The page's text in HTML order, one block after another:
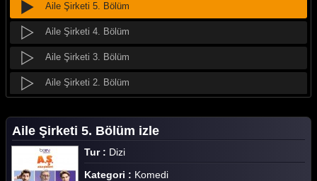
Aile Şirketi 5. Bölüm
Aile Şirketi 4. Bölüm
Aile Şirketi 3. Bölüm
Aile Şirketi 2. Bölüm
Tüm Bölümleri Göster
Aile Şirketi 5. Bölüm izle
Tur : Dizi
Kategori : Komedi